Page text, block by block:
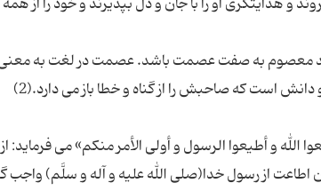
معصوم به صفت عصمت باشد. عصمت در لغت به
الله و أطیعوا الرسول و أولی الأمر منکم» می
اطاعت از رسول خدا(صلی الله علیه و آله و سلَّم)